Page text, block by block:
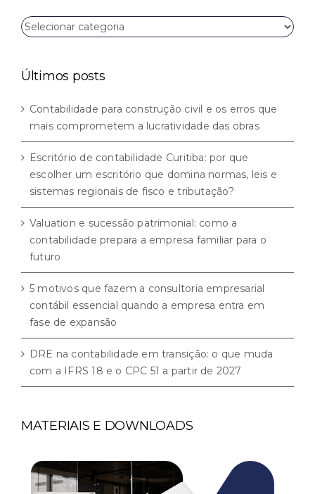
Navegue
por
Últimos posts
Contabilidade para construção civil e os erros que
mais comprometem a lucratividade das obras
Escritório de contabilidade Curitiba: por que
escolher um escritório que domina normas, leis e
sistemas regionais de fisco e tributação?
Valuation e sucessão patrimonial: como a
contabilidade prepara a empresa familiar para o
futuro
5 motivos que fazem a consultoria empresarial
contábil essencial quando a empresa entra em
fase de expansão
DRE na contabilidade em transição: o que muda
com a IFRS 18 e o CPC 51 a partir de 2027
MATERIAIS E DOWNLOADS